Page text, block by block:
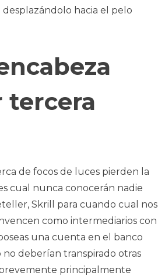
desplazándolo hacia el pelo
tercera
de focos de luces pierden la
cual nunca conocerán nadie
Skrill para cuando cual nos
como intermediarios con
una cuenta en el banco
deberían transpirado otras
brevemente principalmente